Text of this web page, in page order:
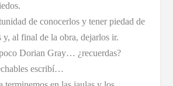
de conocerlos y tener piedad de
y, al final de la obra, dejarlos ir.
Dorian Gray… ¿recuerdas?
escribí…